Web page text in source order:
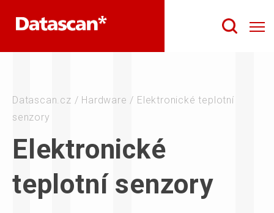
Datascan.cz / Hardware / Elektronické teplotní
senzory
Elektronické
teplotní senzory